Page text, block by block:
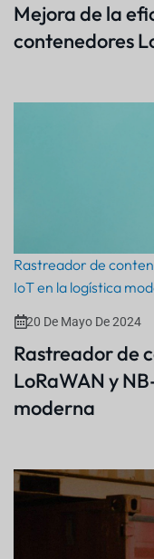
Mejora de la
contenedores
Rastreador de
IoT en la logística
20 De Mayo De 2024
Rastreador de
LoRaWAN y
moderna